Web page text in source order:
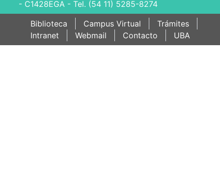
- C1428EGA - Tel. (54 11) 5285-8274
Biblioteca
Campus Virtual
Trámites
Intranet
Webmail Contacto UBA